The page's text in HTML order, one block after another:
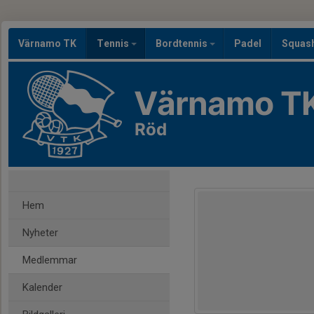
Värnamo TK Tennis Bordtennis Padel
Värnamo
Röd
Hem
Nyheter
Medlemmar
Kalender